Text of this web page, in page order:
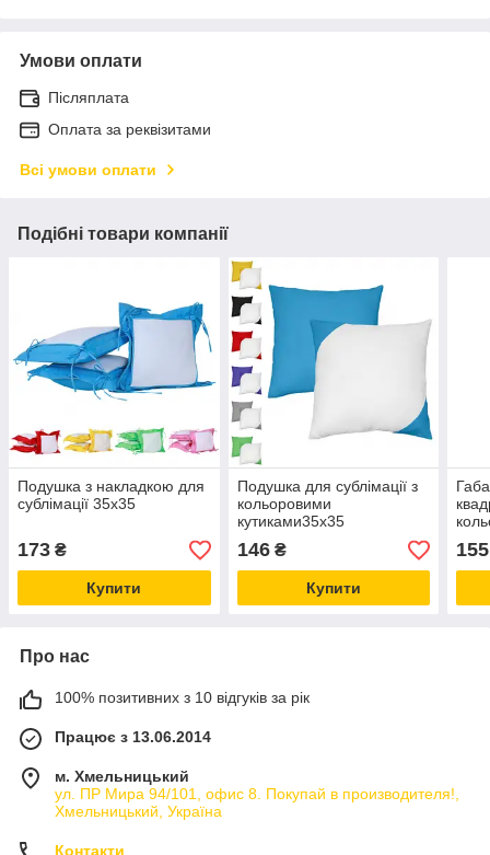
Умови оплати
Післяплата
Оплата за реквізитами
Всі умови оплати
Подібні товари компанії
Подушка з накладкою для
сублімації 35х35
173 ₴
Купити
Подушка для сублімації з
кольоровими
кутиками35х35
146₴
Купити
155
Про нас
100% позитивних з 10 відгуків за рік
Працює з 13.06.2014
м. Хмельницький
ул. ПР Мира 94/101, офис 8. Покупай в производителя!,
Хмельницький, Україна
Контакти